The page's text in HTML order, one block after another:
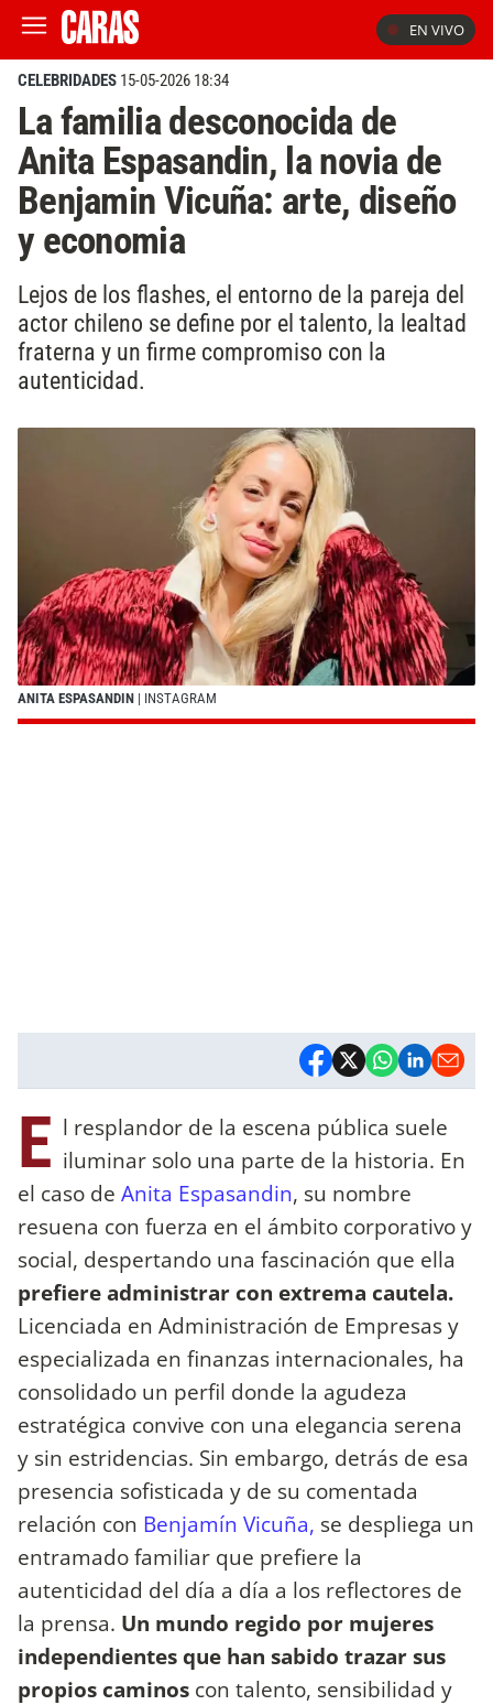
EN VIVO
CELEBRIDADES 15-05-2026 18:34
La familia desconocida de
Anita Espasandin, la novia de
Benjamin Vicuña: arte, diseño
y economia
Lejos de los flashes, el entorno de la pareja del
actor chileno se define por el talento, la lealtad
fraterna y un firme compromiso con la
autenticidad.
ANITA ESPASANDIN | INSTAGRAM
E l resplandor de la escena pública suele
iluminar solo una parte de la historia. En
el caso de Anita Espasandin, su nombre
resuena con fuerza en el ámbito corporativo y
social, despertando una fascinación que ella
prefiere administrar con extrema cautela.
Licenciada en Administración de Empresas y
especializada en finanzas internacionales, ha
consolidado un perfil donde la agudeza
estratégica convive con una elegancia serena
y sin estridencias. Sin embargo, detrás de esa
presencia sofisticada y de su comentada
relación con Benjamín Vicuña, se despliega un
entramado familiar que prefiere la
autenticidad del día a día a los reflectores de
la prensa. Un mundo regido por mujeres
independientes que han sabido trazar sus
propios caminos con talento, sensibilidad y